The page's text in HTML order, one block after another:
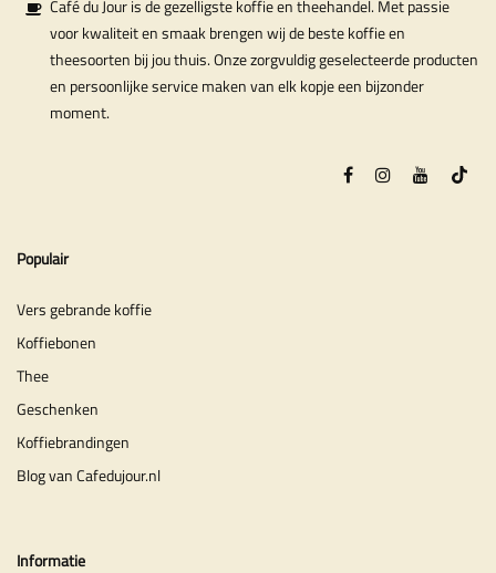
Café du Jour is de gezelligste koffie en theehandel. Met passie
voor kwaliteit en smaak brengen wij de beste koffie en
theesoorten bij jou thuis. Onze zorgvuldig geselecteerde producten
en persoonlijke service maken van elk kopje een bijzonder
moment.
Populair
Vers gebrande koffie
Koffiebonen
Thee
Geschenken
Koffiebrandingen
Blog van Cafedujour.nl
Informatie